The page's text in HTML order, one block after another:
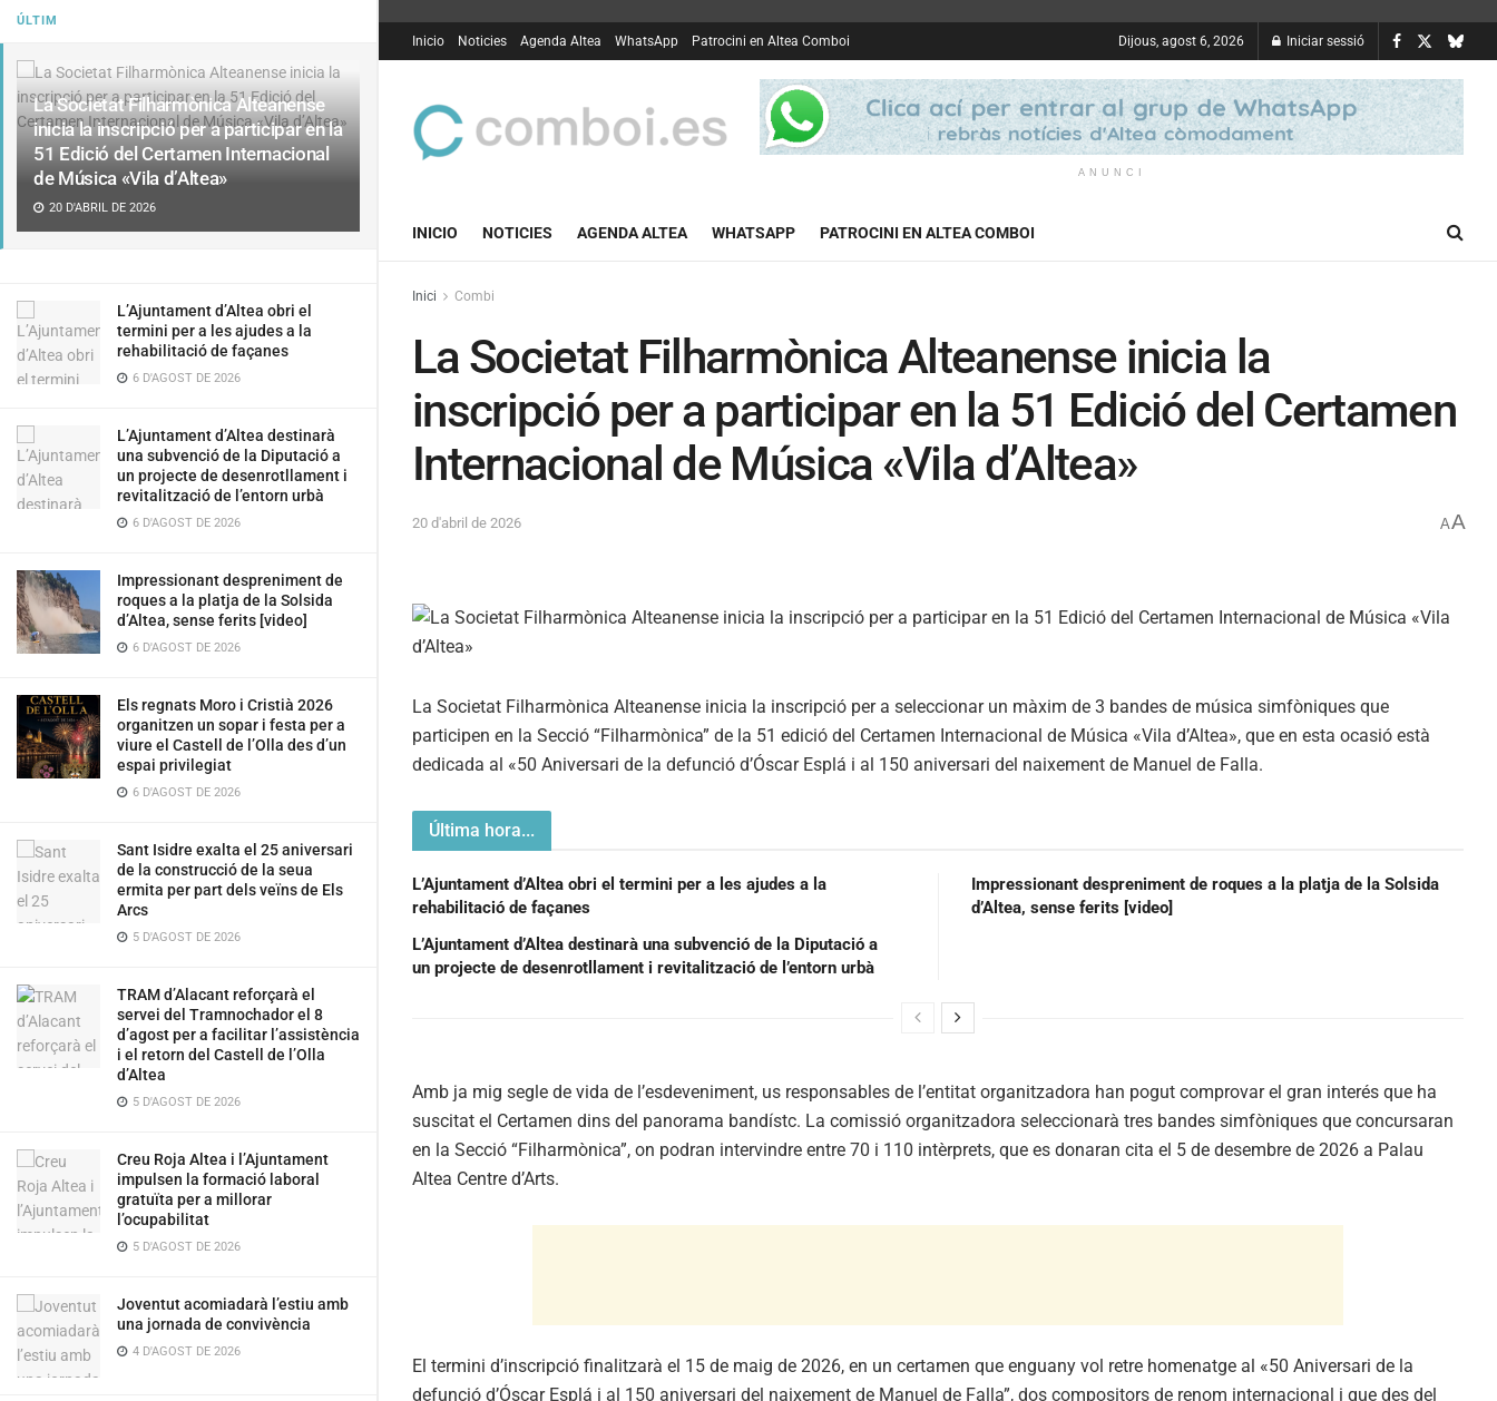
ÚLTIM
La Societat Filharmònica Alteanense
inicia la inscripció per a participar en la
51 Edició del Certamen Internacional
de Música «Vila d’Altea»
20 D'ABRIL DE 2026
L’Ajuntament d’Altea obri el
termini per a les ajudes a la
rehabilitació de façanes
6 D'AGOST DE 2026
L’Ajuntament d’Altea destinarà
una subvenció de la Diputació a
un projecte de desenrotllament i
revitalització de l’entorn urbà
6 D'AGOST DE 2026
Impressionant despreniment de
roques a la platja de la Solsida
d’Altea, sense ferits [video]
6 D'AGOST DE 2026
Els regnats Moro i Cristià 2026
organitzen un sopar i festa per a
viure el Castell de l’Olla des d’un
espai privilegiat
6 D'AGOST DE 2026
Sant Isidre exalta el 25 aniversari
de la construcció de la seua
ermita per part dels veïns de Els
Arcs
5 D'AGOST DE 2026
TRAM d’Alacant reforçarà el
servei del Tramnochador el 8
d’agost per a facilitar l’assistència
i el retorn del Castell de l’Olla
d’Altea
5 D'AGOST DE 2026
Creu Roja Altea i l’Ajuntament
impulsen la formació laboral
gratuïta per a millorar
l’ocupabilitat
5 D'AGOST DE 2026
Joventut acomiadarà l’estiu amb
una jornada de convivència
4 D'AGOST DE 2026
Inicio Noticies Agenda Altea WhatsApp Patrocini en Altea Comboi Dijous, agost 6, 2026 Iniciar sessió
ANUNCI
INICIO NOTICIES AGENDA ALTEA WHATSAPP PATROCINI EN ALTEA COMBOI
Inici Combi
La Societat Filharmònica Alteanense inicia la
inscripció per a participar en la 51 Edició del Certamen
Internacional de Música «Vila d’Altea»
20 d'abril de 2026 AA
La Societat Filharmònica Alteanense inicia la inscripció per a seleccionar un màxim de 3 bandes de música simfòniques que
participen en la Secció “Filharmònica” de la 51 edició del Certamen Internacional de Música «Vila d’Altea», que en esta ocasió està
dedicada al «50 Aniversari de la defunció d’Óscar Esplá i al 150 aniversari del naixement de Manuel de Falla.
Última hora...
L’Ajuntament d’Altea obri el termini per a les ajudes a la
rehabilitació de façanes
L’Ajuntament d’Altea destinarà una subvenció de la Diputació a
un projecte de desenrotllament i revitalització de l’entorn urbà
Impressionant despreniment de roques a la platja de la Solsida
d’Altea, sense ferits [video]
Amb ja mig segle de vida de l’esdeveniment, us responsables de l’entitat organitzadora han pogut comprovar el gran interés que ha
suscitat el Certamen dins del panorama bandístc. La comissió organitzadora seleccionarà tres bandes simfòniques que concursaran
en la Secció “Filharmònica”, on podran intervindre entre 70 i 110 intèrprets, que es donaran cita el 5 de desembre de 2026 a Palau
Altea Centre d’Arts.
El termini d’inscripció finalitzarà el 15 de maig de 2026, en un certamen que enguany vol retre homenatge al «50 Aniversari de la
defunció d’Óscar Esplá i al 150 aniversari del naixement de Manuel de Falla”, dos compositors de renom internacional i que des del